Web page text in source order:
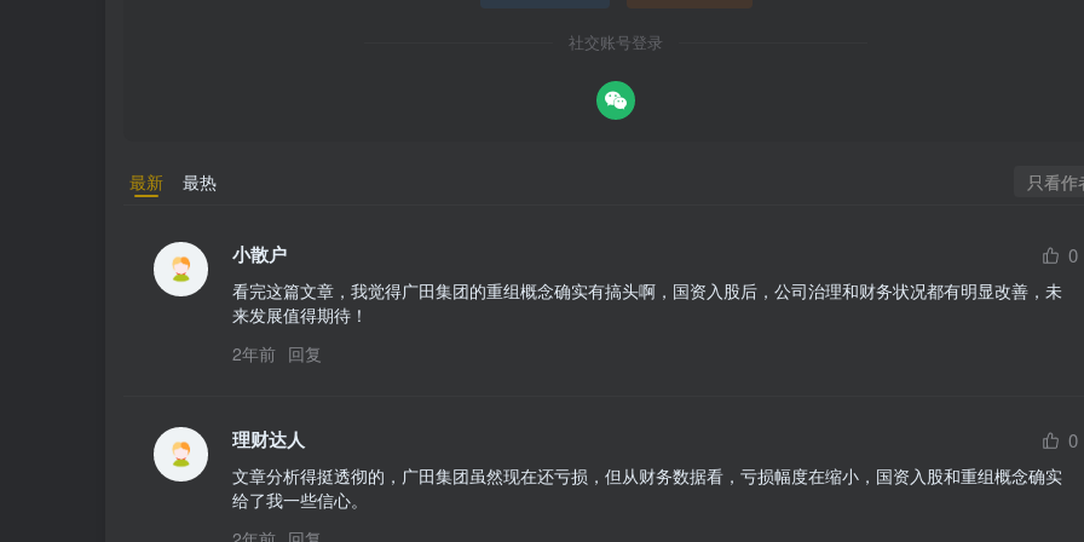
社交账号登录
最新 最热 只看作
小散户 0
看完这篇文章，我觉得广田集团的重组概念确实有搞头啊，国资入股后，公司治理和财务状况都有明显改善，未
来发展值得期待！
2年前 回复
理财达人 0
文章分析得挺透彻的，广田集团虽然现在还亏损，但从财务数据看，亏损幅度在缩小，国资入股和重组概念确实
给了我一些信心。